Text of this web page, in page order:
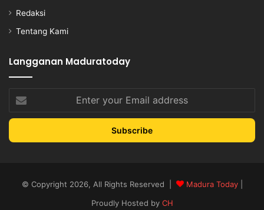
Redaksi
Tentang Kami
Langganan Maduratoday
your
Email
© Copyright 2026, All Rights Reserved | Madura Today
Proudly Hosted by CH